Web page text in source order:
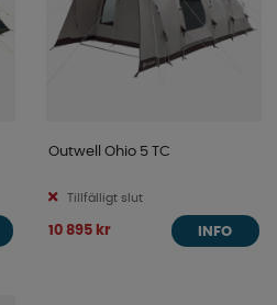
Outwell Ohio 5 TC
Tillfälligt slut
10 895 kr INFO